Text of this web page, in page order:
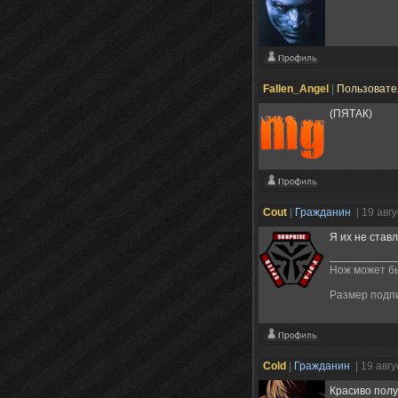
Fallen_Angel
(ПЯТАК)
Cout Гражданин
| 19
Я их не
Нож может
Размер
Cold Гражданин | 19
Красиво